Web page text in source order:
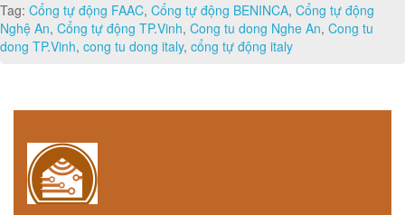
Tag: Cổng tự động FAAC, Cổng tự động BENINCA, Cổng tự động
Nghệ An, Cổng tự động TP.Vinh, Cong tu dong Nghe An, Cong tu
dong TP.Vinh, cong tu dong italy, cổng tự động italy